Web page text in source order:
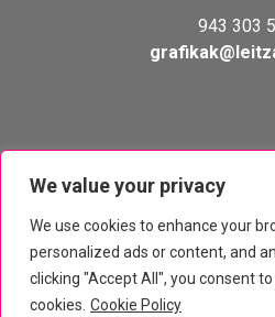
We value your privacy
We use cookies to enhance your
personalized ads or content, and
clicking "Accept All", you consent
cookies. Cookie Policy
943 303
© Leitzaran